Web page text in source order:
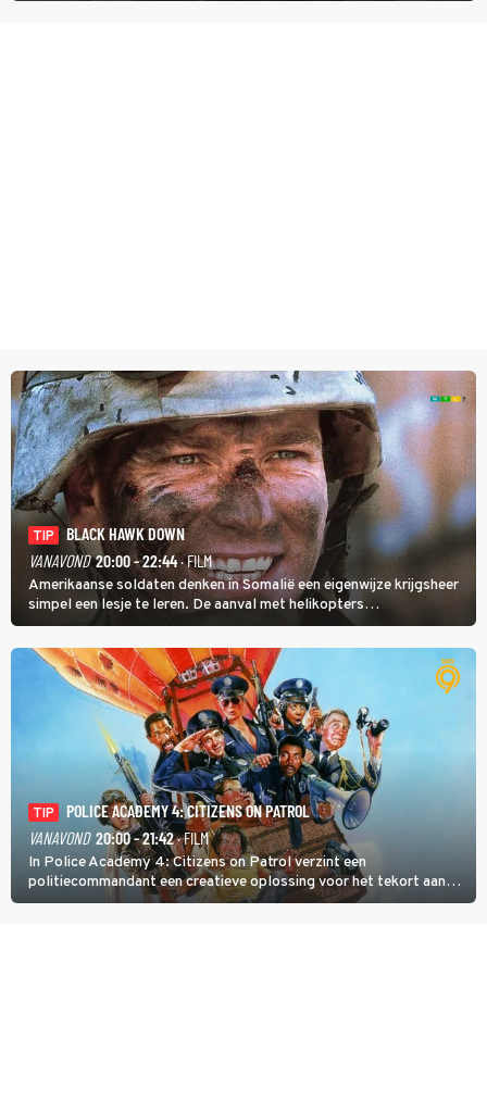
TIP
BLACK HAWK DOWN
VANAVOND 20:00 - 22:44· FILM
Amerikaanse soldaten denken in Somalië een eigenwijze krijgsheer
simpel een lesje te leren. De aanval met helikopters
verloopt in Black Hawk down dramatisch.
TIP
POLICE ACADEMY 4: CITIZENS ON PATROL
VANAVOND 20:00 - 21:42· FILM
In Police Academy 4: Citizens on Patrol verzint een
politiecommandant een creatieve oplossing voor het tekort aan
agenten.